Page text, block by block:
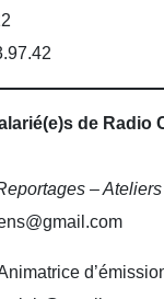
de Radio
–